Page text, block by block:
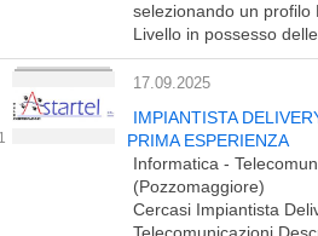
selezionando un profilo
Livello in possesso
17.09.2025
IMPIANTISTA
PRIMA ESPERIENZA
Informatica -
(Pozzomaggiore)
Cercasi Impiantista